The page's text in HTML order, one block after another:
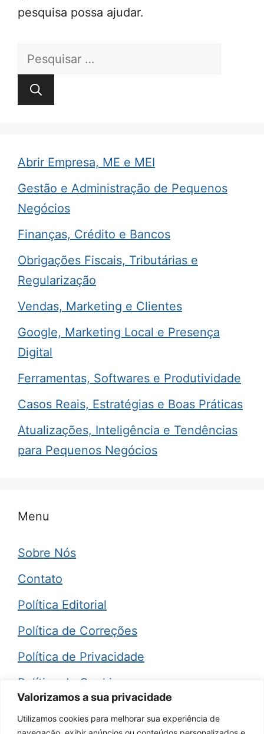
Valorizamos a sua privacidade
Utilizamos cookies para melhorar sua experiência de
pesquisa possa ajudar.
Pesquisar
por:
Abrir Empresa, ME e MEI
Gestão e Administração de Pequenos
Negócios
Finanças, Crédito e Bancos
Obrigações Fiscais, Tributárias e
Regularização
Vendas, Marketing e Clientes
Google, Marketing Local e Presença
Digital
Ferramentas, Softwares e Produtividade
Casos Reais, Estratégias e Boas Práticas
Atualizações, Inteligência e Tendências
para Pequenos Negócios
Menu
Sobre Nós
Contato
Política Editorial
Política de Correções
Política de Privacidade
Política de Cookies